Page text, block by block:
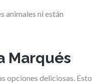
animales ni están
Marqués
opciones deliciosas. Esto